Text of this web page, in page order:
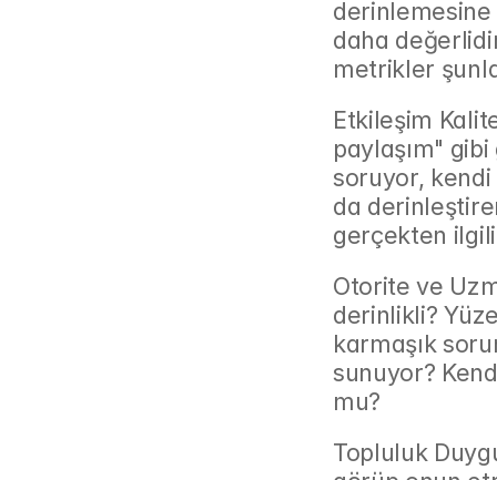
daha
metrikler
Etkileşim
paylaşım"
soruyor,
da
gerçekten
Otorite ve
derinlikli?
karmaşık
sunuyor?
mu?
Topluluk